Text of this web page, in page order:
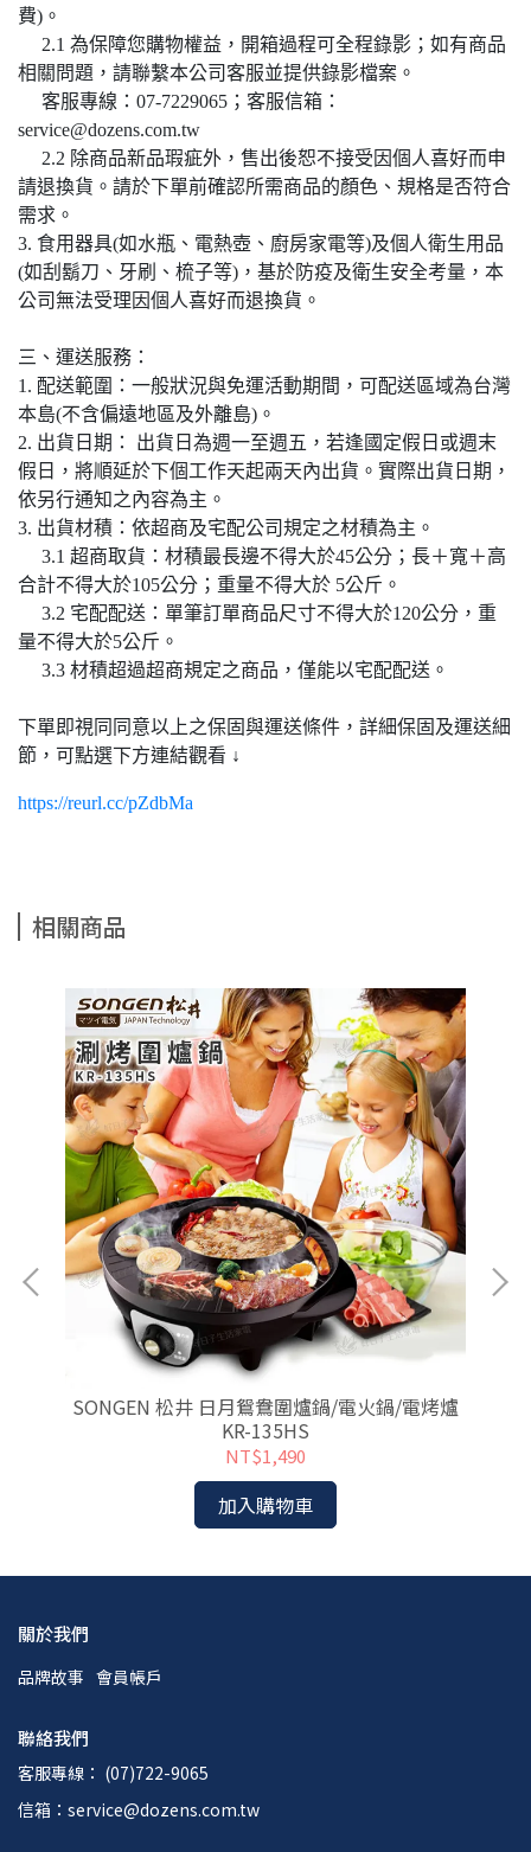
費)。
2.1 為保障您購物權益，開箱過程可全程錄影；如有商品
相關問題，請聯繫本公司客服並提供錄影檔案。
客服專線：07-7229065；客服信箱：
service@dozens.com.tw
2.2 除商品新品瑕疵外，售出後恕不接受因個人喜好而申
請退換貨。請於下單前確認所需商品的顏色、規格是否符合
需求。
3. 食用器具(如水瓶、電熱壺、廚房家電等)及個人衛生用品
(如刮鬍刀、牙刷、梳子等)，基於防疫及衛生安全考量，本
公司無法受理因個人喜好而退換貨。
三、運送服務：
1. 配送範圍：一般狀況與免運活動期間，可配送區域為台灣
本島(不含偏遠地區及外離島)。
2. 出貨日期： 出貨日為週一至週五，若逢國定假日或週末
假日，將順延於下個工作天起兩天內出貨。實際出貨日期，
依另行通知之內容為主。
3. 出貨材積：依超商及宅配公司規定之材積為主。
3.1 超商取貨：材積最長邊不得大於45公分；長＋寬＋高
合計不得大於105公分；重量不得大於 5公斤。
3.2 宅配配送：單筆訂單商品尺寸不得大於120公分，重
量不得大於5公斤。
3.3 材積超過超商規定之商品，僅能以宅配配送。
下單即視同同意以上之保固與運送條件，詳細保固及運送細
節，可點選下方連結觀看 ↓
https://reurl.cc/pZdbMa
相關商品
SONGEN 松井 日月鴛鴦圍爐鍋/電火鍋/電烤爐
KR-135HS
NT$1,490
加入購物車
關於我們
品牌故事 會員帳戶
聯絡我們
客服專線： (07)722-9065
信箱：service@dozens.com.tw